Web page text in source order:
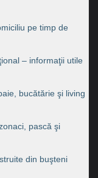
pe timp de
– informaţii utile
bucătărie şi living
pască şi
din buşteni